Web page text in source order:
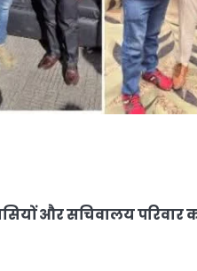
और सचिवालय परिवार